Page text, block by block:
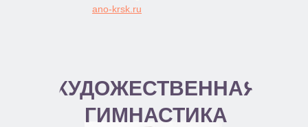
ano-krsk.ru
ХУДОЖЕСТВЕННАЯ
ГИМНАСТИКА